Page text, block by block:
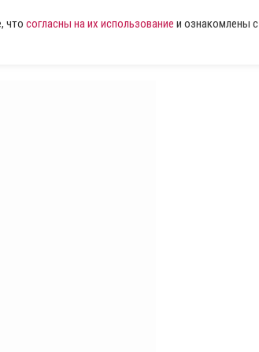
что согласны на их использование и ознакомлены с